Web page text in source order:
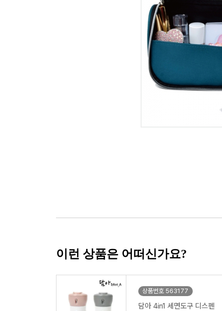
이런 상품은 어떠신가요?
상품번호 563177
담아 4in1 세면도구 디스펜